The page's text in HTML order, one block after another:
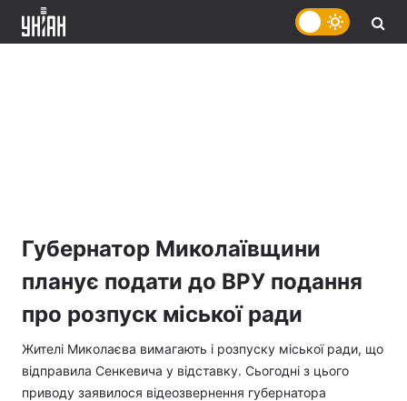
Губернатор Миколаївщини
планує подати до ВРУ подання
про розпуск міської ради
Жителі Миколаєва вимагають і розпуску міської ради, що
відправила Сенкевича у відставку. Сьогодні з цього
приводу заявилося відеозвернення губернатора